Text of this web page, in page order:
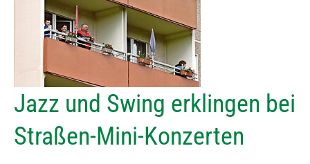
Jazz und Swing erklingen bei
Straßen-Mini-Konzerten
Jazz
und
erklingen
bei